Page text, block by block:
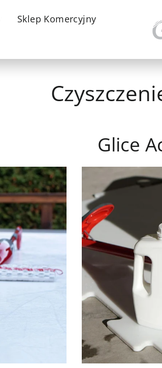
Sklep Komercyjny
Glice